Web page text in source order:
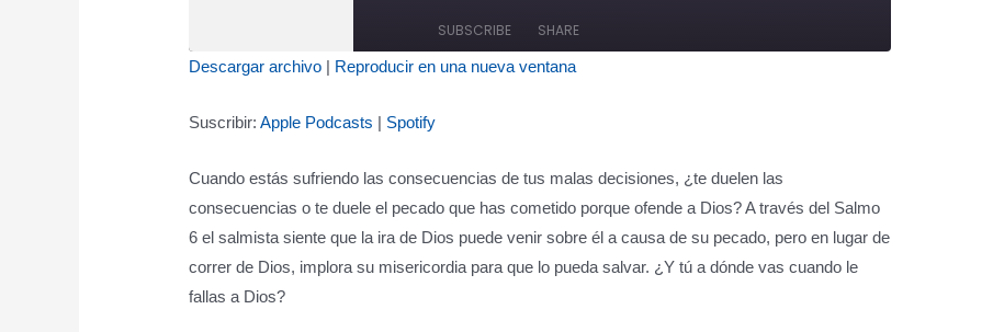
SUBSCRIBE SHARE
EMBED
Descargar archivo | Reproducir en una nueva ventana
Suscribir:Apple Podcasts | Spotify
Cuando estás sufriendo las consecuencias de tus malas decisiones, ¿te duelen las
consecuencias o te duele el pecado que has cometido porque ofende a Dios? A través del Salmo
6 el salmista siente que la ira de Dios puede venir sobre él a causa de su pecado, pero en lugar de
correr de Dios, implora su misericordia para que lo pueda salvar. ¿Y tú a dónde vas cuando le
fallas a Dios?